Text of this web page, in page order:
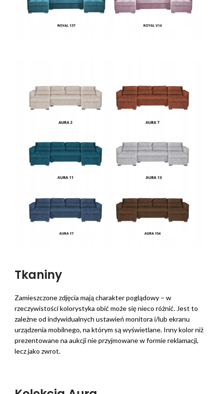
Tkaniny
Zamieszczone zdjęcia mają charakter poglądowy – w
rzeczywistości kolorystyka obić może się nieco różnić. Jest to
zależne od indywidualnych ustawień monitora i/lub ekranu
urządzenia mobilnego, na którym są wyświetlane. Inny kolor niż
prezentowane na aukcji nie przyjmowane w formie reklamacji,
lecz jako zwrot.